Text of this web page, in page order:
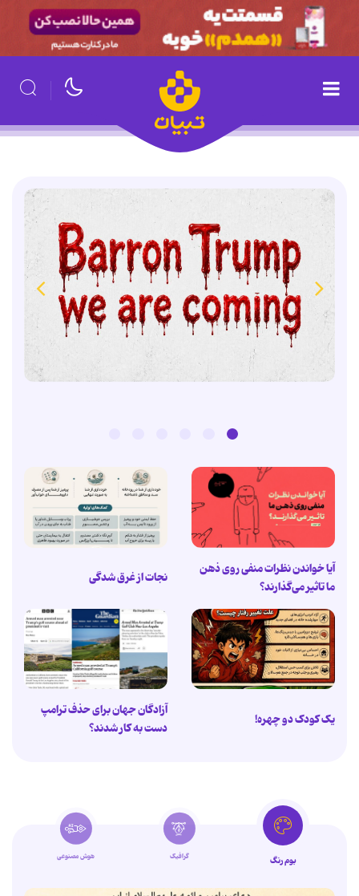
آیا خواندن نظرات منفی روی ذهن
ما تاثیر می‌گذارند؟
نجات از غرق شدگی
یک کودک دو چهره!
آزادگان جهان برای حذف ترامپ
دست به کار شدند؟
بوم رنگ گرافیک هوش مصنوعی